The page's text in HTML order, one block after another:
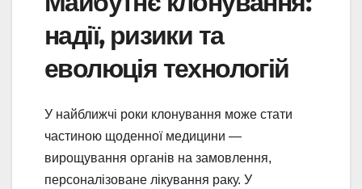
надії, ризики та
еволюція технологій
У найближчі роки клонування може стати
частиною щоденної медицини —
вирощування органів на замовлення,
персоналізоване лікування раку. У